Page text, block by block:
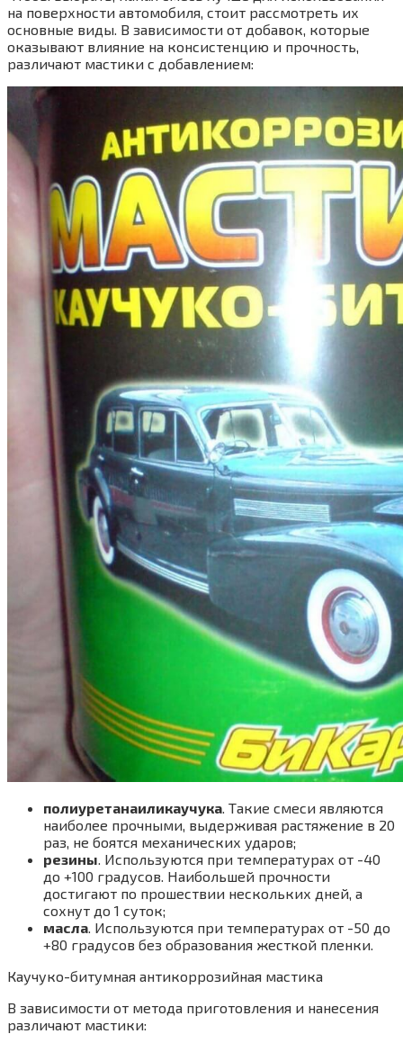
на поверхности автомобиля, стоит рассмотреть их
основные виды. В зависимости от добавок, которые
оказывают влияние на консистенцию и прочность,
различают мастики с добавлением:
полиуретанаиликаучука . Такие смеси являются
наиболее прочными, выдерживая растяжение в 20
раз, не боятся механических ударов;
резины . Используются при температурах от -40
до +100 градусов. Наибольшей прочности
достигают по прошествии нескольких дней, а
сохнут до 1 суток;
масла . Используются при температурах от -50 до
+80 градусов без образования жесткой пленки.
Каучуко-битумная антикоррозийная мастика
В зависимости от метода приготовления и нанесения
различают мастики: